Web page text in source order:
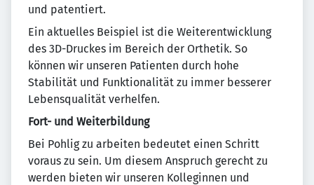
und patentiert.
Ein aktuelles Beispiel ist die Weiterentwicklung
des 3D-Druckes im Bereich der Orthetik. So
können wir unseren Patienten durch hohe
Stabilität und Funktionalität zu immer besserer
Lebensqualität verhelfen.
Fort- und Weiterbildung
Bei Pohlig zu arbeiten bedeutet einen Schritt
voraus zu sein. Um diesem Anspruch gerecht zu
werden bieten wir unseren Kolleginnen und